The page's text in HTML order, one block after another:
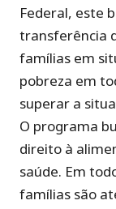
Federal, este
transferência
famílias em
pobreza em
superar a
O programa
direito à
saúde. Em
famílias são